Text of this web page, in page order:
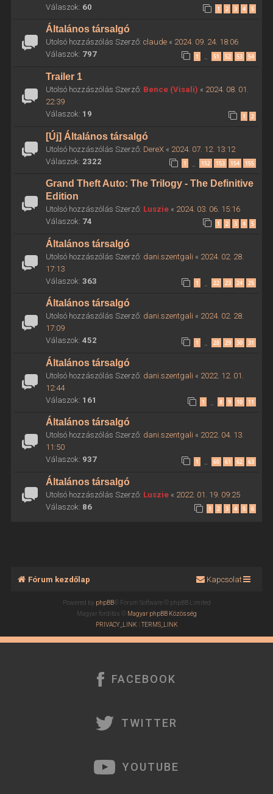
Válaszok: 60 1 2 3 4 5
Általános társalgó
Utolsó hozzászólás Szerző: claude« 2024. 09. 24. 18:06
Válaszok: 797 1 … 51 52 53 54
Trailer 1
Utolsó hozzászólás Szerző: Bence (Visali) « 2024. 08. 01.
22:39
Válaszok: 19 1 2
[Új] Általános társalgó
Utolsó hozzászólás Szerző: DereX« 2024. 07. 12. 13:12
Válaszok: 2322 1 152 153 154 155
Grand Theft Auto: The Trilogy - The Definitive
Edition
Utolsó hozzászólás Szerző: Luszie« 2024. 03. 06. 15:16
Válaszok: 74 1 2 3 4 5
Általános társalgó
Utolsó hozzászólás Szerző: dani.szentgali « 2024. 02. 28.
17:13
Válaszok: 363 1 22 23 24 25
Általános társalgó
Utolsó hozzászólás Szerző: dani.szentgali « 2024. 02. 28.
17:09
Válaszok: 452 1 … 28 29 30 31
Általános társalgó
Utolsó hozzászólás Szerző: dani.szentgali « 2022. 12. 01.
12:44
Válaszok: 161 1 8 9 10 11
Általános társalgó
Utolsó hozzászólás Szerző: dani.szentgali « 2022. 04. 13.
11:50
Válaszok: 937 1 … 60 61 62 63
Általános társalgó
Utolsó hozzászólás Szerző: Luszie« 2022. 01. 19. 09:25
Válaszok: 86 1 2 3 4 5 6
Fórum kezdőlap Kapcsolat
Powered by phpBB® Forum Software © phpBB Limited
Magyar fordítás © Magyar phpBB Közösség
PRIVACY_LINK |TERMS_LINK
FACEBOOK
TWITTER
YOUTUBE